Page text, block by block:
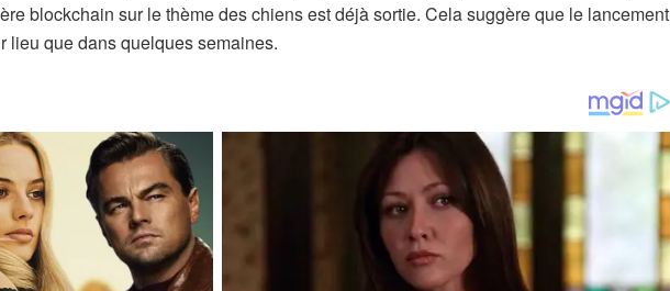
blockchain sur le thème des chiens est déjà sortie. Cela suggère que le lancement
lieu que dans quelques semaines.